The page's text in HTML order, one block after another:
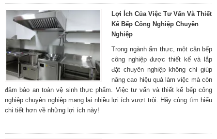
Lợi Ích Của Việc Tư Vấn Và Thiết
Kế Bếp Công Nghiệp Chuyên
Nghiệp
Trong ngành ẩm thực, một căn bếp
công nghiệp được thiết kế và lắp
đặt chuyên nghiệp không chỉ giúp
nâng cao hiệu quả làm việc mà còn
đảm bảo an toàn vệ sinh thực phẩm. Việc tư vấn và thiết kế bếp công
nghiệp chuyên nghiệp mang lại nhiều lợi ích vượt trội. Hãy cùng tìm hiểu
chi tiết hơn về những lợi ích này!